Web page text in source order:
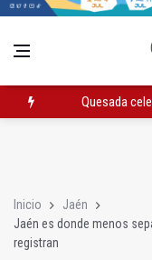
La Junta
Inicio
Jaén
Jaén es donde menos
registran